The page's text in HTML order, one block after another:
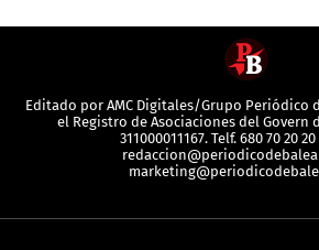
Editado por AMC Digitales/Grupo Periódico
el Registro de Asociaciones del Govern
311000011167. Telf. 680 70 20